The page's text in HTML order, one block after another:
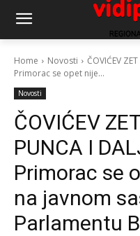
Home Novosti
ČOVIĆEV
Primorac se opet nije...
Novosti
ČOVIĆEV
PUNCA I
Primorac se
na javnom
Parlamentu